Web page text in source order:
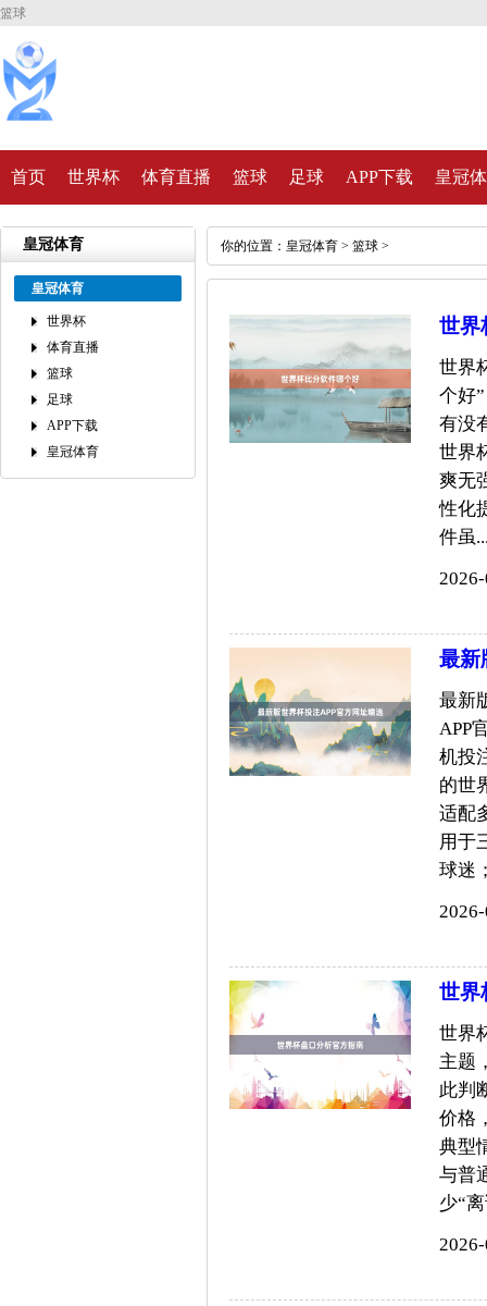
篮球
首页 世界杯 体育直播 篮球 足球 APP下载 皇冠
皇冠体育
皇冠体育
世界杯
体育直播
篮球
足球
APP下载
皇冠体育
你的位置： 皇冠体育 > 篮球 >
世界
世界
个好
有没
世界
爽无
性化
件虽
最新
最新
APP
机投
的世
适配
用于
球迷
世界
世界
主题
此判
价格
典型
与普
少“